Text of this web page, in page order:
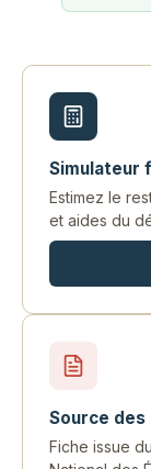
Simulateur
Estimez le
et aides du
Source des
Fiche issue